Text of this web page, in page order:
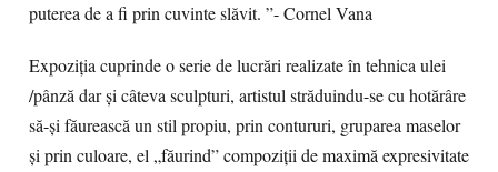
puterea de a fi prin cuvinte slăvit. ”- Cornel Vana
Expoziția cuprinde o serie de lucrări realizate în tehnica ulei
/pânză dar și câteva sculpturi, artistul străduindu-se cu hotărâre
să-și făurească un stil propiu, prin contururi, gruparea maselor
și prin culoare, el „făurind” compoziții de maximă expresivitate